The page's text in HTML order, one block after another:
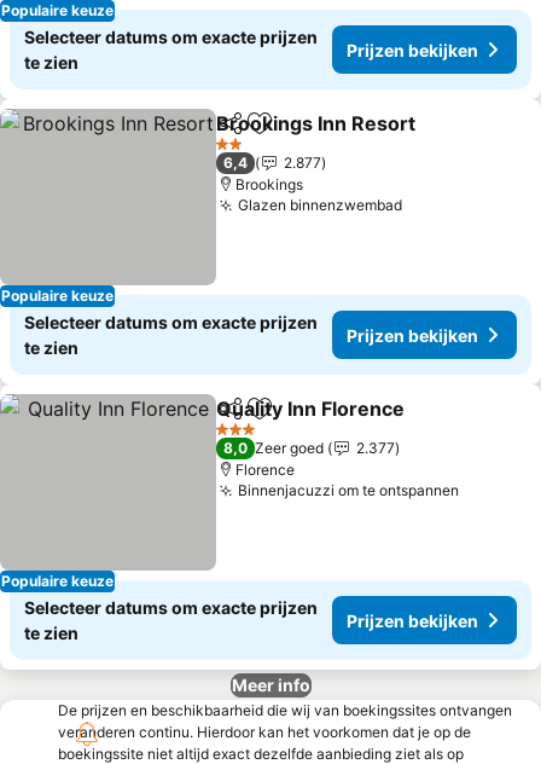
Populaire keuze
Selecteer datums om exacte prijzen
te zien
Prijzen bekijken
Populaire keuze
DelenToevoegen aan favorieten
Brookings Inn Resort
2 Sterren
6,4
2.877
Brookings
Glazen binnenzwembad
Selecteer datums om exacte prijzen
te zien
Prijzen bekijken
Populaire keuze
DelenToevoegen aan favorieten
Quality Inn Florence
3 Sterren
8,0 Zeer goed
2.377
Florence
Binnenjacuzzi om te ontspannen
Selecteer datums om exacte prijzen
te zien
Prijzen bekijken
Meer info
De prijzen en beschikbaarheid die wij van boekingssites ontvangen
veranderen continu. Hierdoor kan het voorkomen dat je op de
boekingssite niet altijd exact dezelfde aanbieding ziet als op